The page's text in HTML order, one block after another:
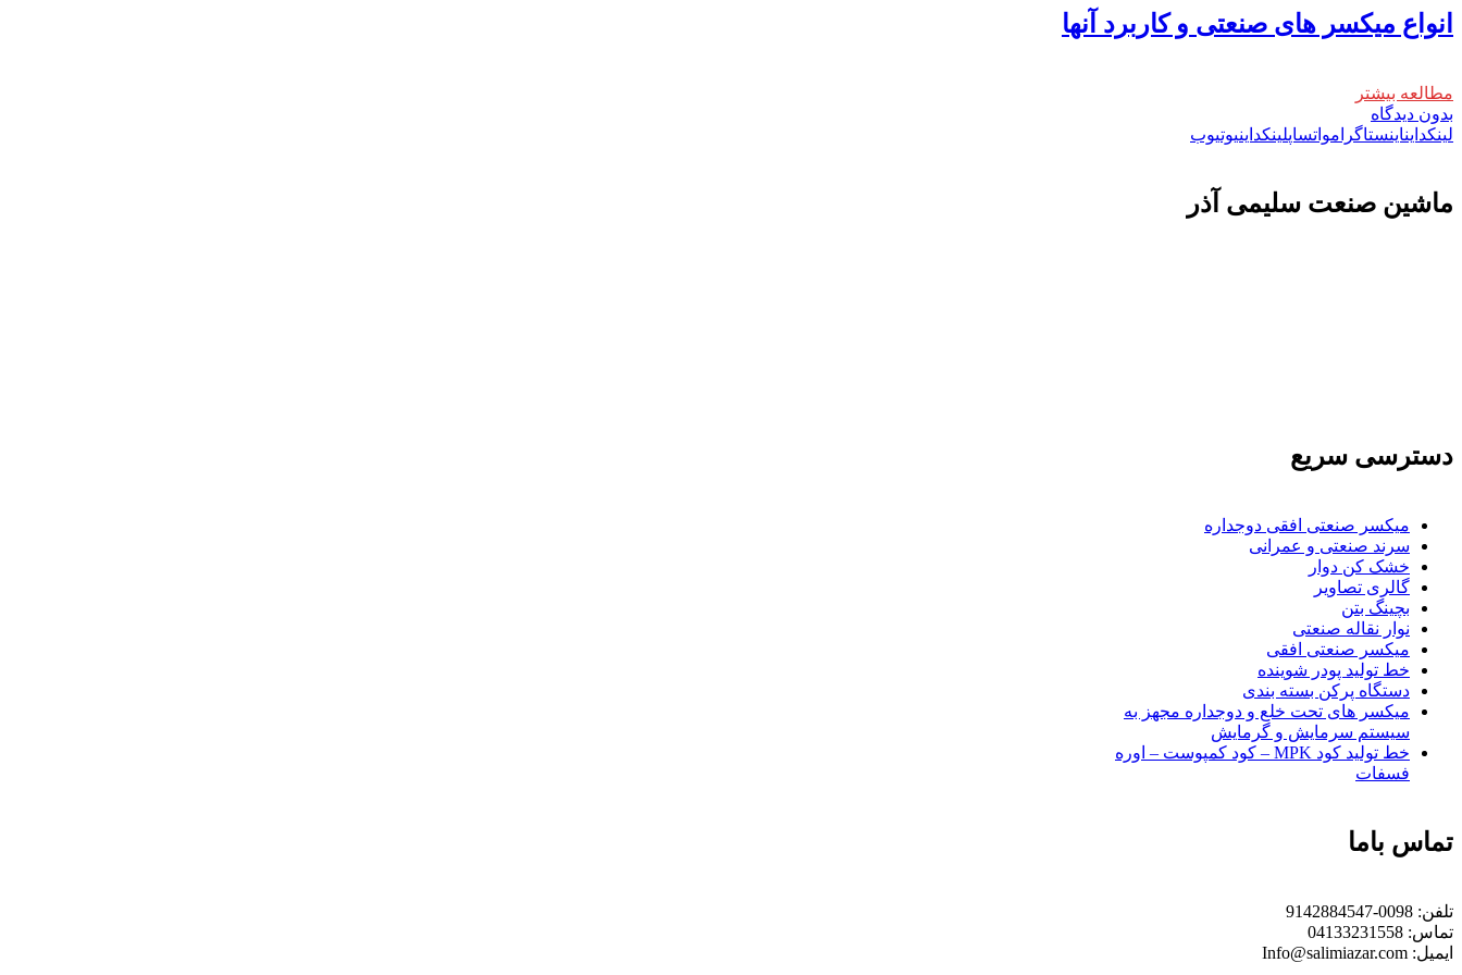
انواع میکسر های صنعتی و کاربرد آنها
مطالعه بیشتر
بدون دیدگاه
لینکدایناینستاگرامواتساپلینکداینیوتیوب
ماشين صنعت سليمی آذر
دسترسی سریع
میکسر صنعتی افقی دوجداره
سرند صنعتی و عمرانی
خشک کن دوار
گالری تصاویر
بچينگ بتن
نوار نقاله صنعتی
ميكسر صنعتی افقی
خط تولید پودر شوينده
دستگاه پرکن بسته بندی
میکسر های تحت خلع و دوجداره مجهز به
سیستم سرمایش و گرمایش
خط تولید کود MPK – کود کمپوست – اوره
فسفات
تماس باما
تلفن:
تماس:
ایمیل: